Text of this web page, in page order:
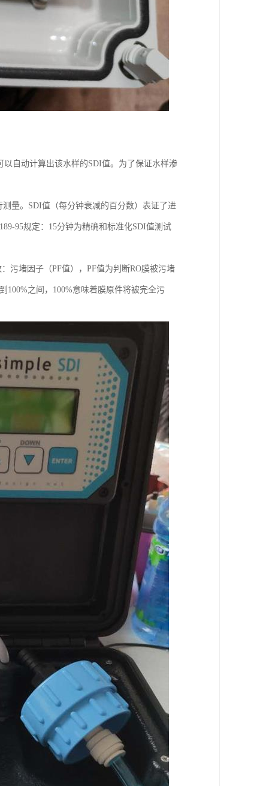
以自动计算出该水样的SDI值。为了保证水样渗
量。SDI值（每分钟衰减的百分数）表证了进
95规定：15分钟为精确和标准化SDI值测试
污堵因子（PF值），PF值为判断RO膜被污堵
100%之间，100%意味着膜原件将被完全污